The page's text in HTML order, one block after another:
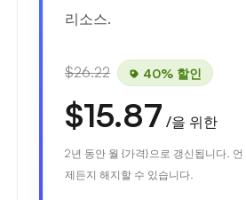
리소스.
$26.22 40% 할인
$15.87 /을 위한
2년 동안 월 {가격}으로 갱신됩니다. 언
제든지 해지할 수 있습니다.